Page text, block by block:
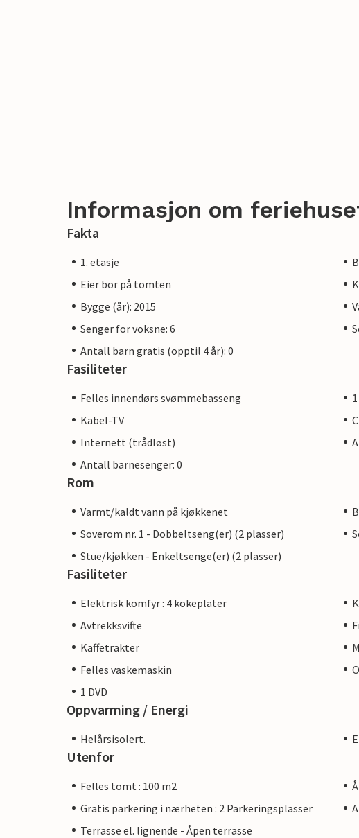
Informasjon om
Fakta
1. etasje
Eier bor på tomten
Bygge (år): 2015
Senger for voksne: 6
Antall barn gratis (opptil 4 år): 0
Fasiliteter
Felles innendørs svømmebasseng
Kabel-TV
Internett (trådløst)
Antall barnesenger: 0
Rom
Varmt/kaldt vann på kjøkkenet
Soverom nr. 1 - Dobbeltseng(er) (2 plasser)
Stue/kjøkken - Enkeltsenge(er) (2 plasser)
Fasiliteter
Elektrisk komfyr : 4 kokeplater
Avtrekksvifte
Kaffetrakter
Felles vaskemaskin
1 DVD
Oppvarming / Energi
Helårsisolert.
Utenfor
Felles tomt : 100 m2
Gratis parkering i nærheten : 2 Parkeringsplasser
Terrasse el. lignende - Åpen terrasse